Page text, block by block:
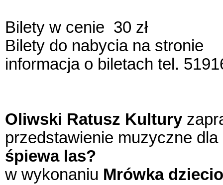
Bilety w cenie 30 zł
Bilety do nabycia na stronie
informacja o biletach tel.
Oliwski Ratusz Kultury
przedstawienie muzyczne dla
śpiewa las?
w wykonaniu Mrówka